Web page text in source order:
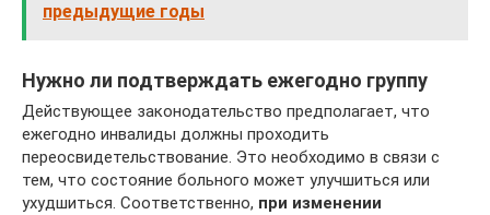
предыдущие годы
Нужно ли подтверждать ежегодно группу
Действующее законодательство предполагает, что
ежегодно инвалиды должны проходить
переосвидетельствование. Это необходимо в связи с
тем, что состояние больного может улучшиться или
ухудшиться. Соответственно, при изменении